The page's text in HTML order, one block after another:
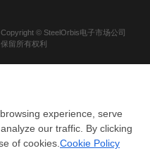
Copyright © SteelOrbis电子市场公司
保留所有权利